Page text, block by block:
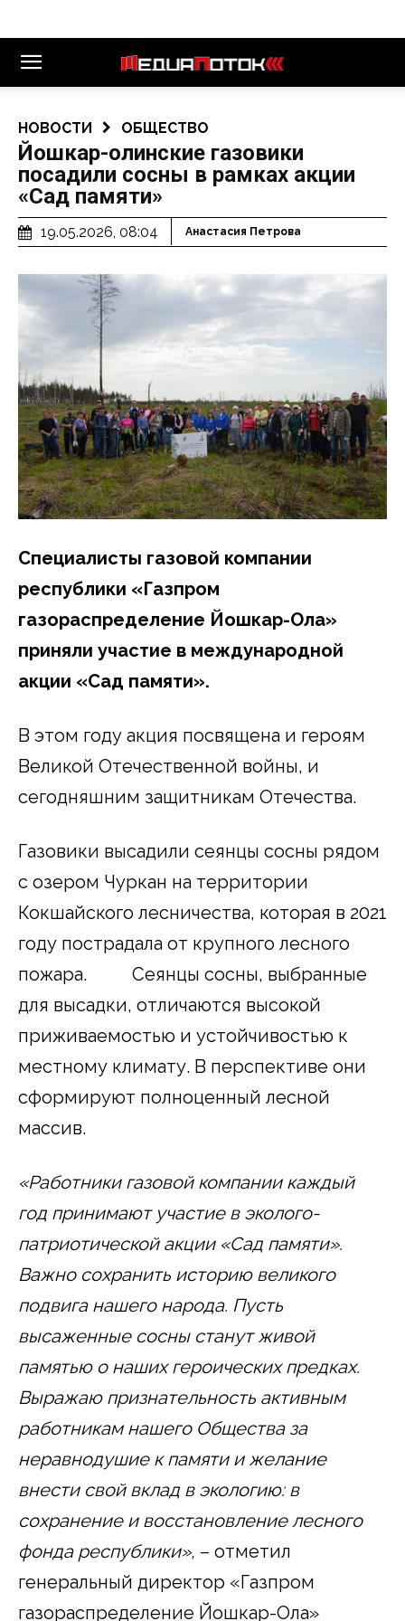
НОВОСТИ ОБЩЕСТВО
Йошкар-олинские газовики
посадили сосны в рамках акции
«Сад памяти»
19.05.2026, 08:04 Анастасия Петрова
Специалисты газовой компании
республики «Газпром
газораспределение Йошкар-Ола»
приняли участие в международной
акции «Сад памяти».
В этом году акция посвящена и героям
Великой Отечественной войны, и
сегодняшним защитникам Отечества.
Газовики высадили сеянцы сосны рядом
с озером Чуркан на территории
Кокшайского лесничества, которая в 2021
году пострадала от крупного лесного
пожара. Сеянцы сосны, выбранные
для высадки, отличаются высокой
приживаемостью и устойчивостью к
местному климату. В перспективе они
сформируют полноценный лесной
массив.
«Работники газовой компании каждый
год принимают участие в эколого-
патриотической акции «Сад памяти».
Важно сохранить историю великого
подвига нашего народа. Пусть
высаженные сосны станут живой
памятью о наших героических предках.
Выражаю признательность активным
работникам нашего Общества за
неравнодушие к памяти и желание
внести свой вклад в экологию: в
сохранение и восстановление лесного
фонда республики», – отметил
генеральный директор «Газпром
газораспределение Йошкар-Ола»